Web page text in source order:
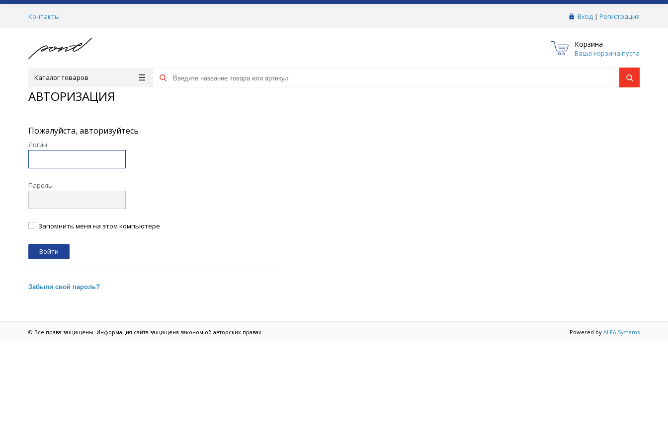
Вход | Регистрация
Контакты
Корзина
Ваша корзина пуста
Каталог товаров
АВТОРИЗАЦИЯ
Пожалуйста, авторизуйтесь
Логин
Пароль
Запомнить меня на этом компьютере
Забыли свой пароль?
© Все права защищены. Информация сайта защищена законом об авторских правах. Powered by ALFA Systems